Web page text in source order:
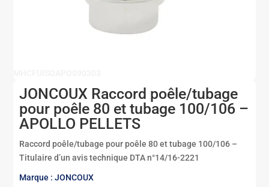
JONCOUX Raccord poêle/tubage
pour poêle 80 et tubage 100/106 –
APOLLO PELLETS
Raccord poêle/tubage pour poêle 80 et tubage 100/106 –
Titulaire d’un avis technique DTA n°14/16-2221
Marque : JONCOUX